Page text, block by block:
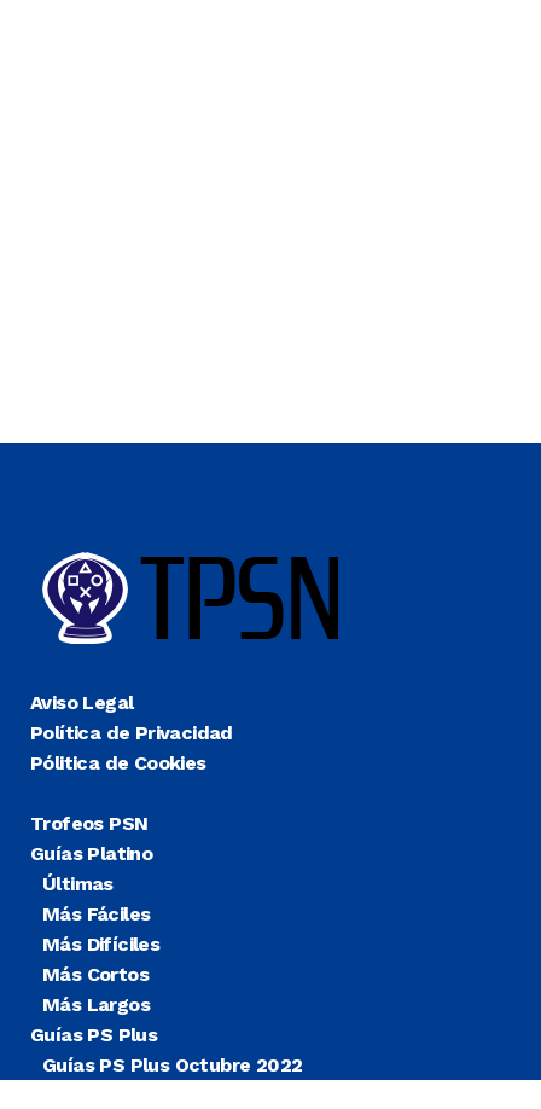
Aviso Legal
Política de Privacidad
Pólitica de Cookies
Trofeos PSN
Guías Platino
Últimas
Más Fáciles
Más Difíciles
Más Cortos
Más Largos
Guías PS Plus
Guías PS Plus Octubre 2022